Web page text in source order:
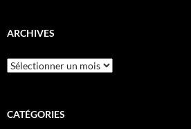
ARCHIVES
Archives
CATÉGORIES